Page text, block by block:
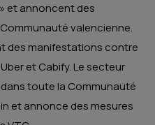
et annoncent des
valencienne.
des manifestations contre
et Cabify. Le secteur
toute la Communauté
et annonce des mesures